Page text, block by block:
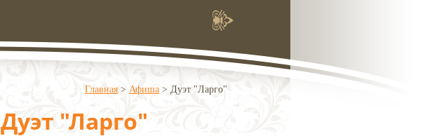
Главная > Афиша > Дуэт "Ларго"
Дуэт "Ларго"